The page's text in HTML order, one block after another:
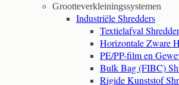
Grootteverkleiningssystemen
Industriële Shredders
Textielafval Shredder
Horizontale Zware
PE/PP-film en
Bulk Bag (FIBC)
Rigide Kunststof